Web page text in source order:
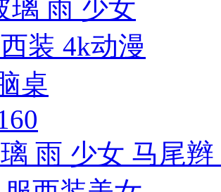
雨 少女 马尾